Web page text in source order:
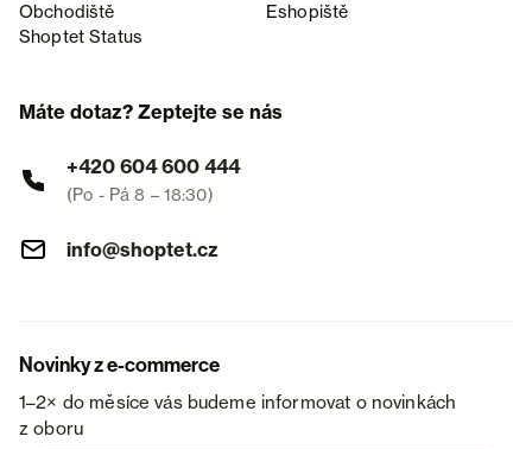
Obchodiště
Eshopiště
Shoptet Status
Máte dotaz? Zeptejte se nás
+420 604 600 444
(Po - Pá 8 – 18:30)
info@shoptet.cz
Novinky z e-commerce
1–2× do měsíce vás budeme informovat o novinkách
z oboru